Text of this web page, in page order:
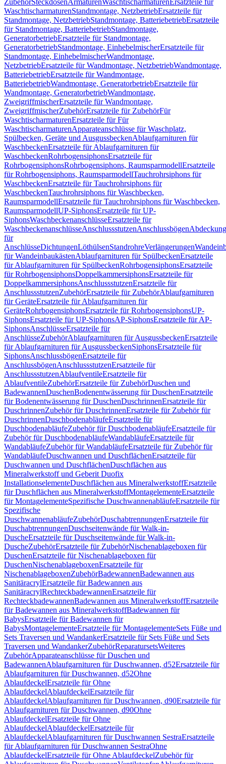
ZubehörSteckdosenArmaturenWaschtischarmaturen Ersatzteile für
WaschtischarmaturenStandmontage, NetzbetriebErsatzteile für
Standmontage, NetzbetriebStandmontage, BatteriebetriebErsatzteile
für Standmontage, BatteriebetriebStandmontage,
GeneratorbetriebErsatzteile für Standmontage,
GeneratorbetriebStandmontage, EinhebelmischerErsatzteile für
Standmontage, EinhebelmischerWandmontage,
NetzbetriebErsatzteile für Wandmontage, NetzbetriebWandmontage,
BatteriebetriebErsatzteile für Wandmontage,
BatteriebetriebWandmontage, GeneratorbetriebErsatzteile für
Wandmontage, GeneratorbetriebWandmontage,
ZweigriffmischerErsatzteile für Wandmontage,
ZweigriffmischerZubehörErsatzteile für ZubehörFür
WaschtischarmaturenErsatzteile für Für
WaschtischarmaturenApparateanschlüsse für Waschplatz,
Spülbecken, Geräte und AusgussbeckenAblaufgarnituren für
WaschbeckenErsatzteile für Ablaufgarnituren für
WaschbeckenRohrbogensiphonsErsatzteile für
RohrbogensiphonsRohrbogensiphons, RaumsparmodellErsatzteile
für Rohrbogensiphons, RaumsparmodellTauchrohrsiphons für
WaschbeckenErsatzteile für Tauchrohrsiphons für
WaschbeckenTauchrohrsiphons für Waschbecken,
RaumsparmodellErsatzteile für Tauchrohrsiphons für Waschbecken,
RaumsparmodellUP-SiphonsErsatzteile für UP-
SiphonsWaschbeckenanschlüsseErsatzteile für
WaschbeckenanschlüsseAnschlussstutzenAnschlussbögen
für
AnschlüsseDichtungenLöthülsenStandrohreVerlängerungen
für WandeinbaukästenAblaufgarnituren für SpülbeckenErsatzteile
für Ablaufgarnituren für SpülbeckenRohrbogensiphonsErsatzteile
für RohrbogensiphonsDoppelkammersiphonsErsatzteile für
DoppelkammersiphonsAnschlussstutzenErsatzteile für
AnschlussstutzenZubehörErsatzteile für ZubehörAblaufgarnituren
für GeräteErsatzteile für Ablaufgarnituren für
GeräteRohrbogensiphonsErsatzteile für RohrbogensiphonsUP-
SiphonsErsatzteile für UP-SiphonsAP-SiphonsErsatzteile für AP-
SiphonsAnschlüsseErsatzteile für
AnschlüsseZubehörAblaufgarnituren für AusgussbeckenErsatzteile
für Ablaufgarnituren für AusgussbeckenSiphonsErsatzteile für
SiphonsAnschlussbögenErsatzteile für
AnschlussbögenAnschlussstutzenErsatzteile für
AnschlussstutzenAblaufventileErsatzteile für
AblaufventileZubehörErsatzteile für ZubehörDuschen und
BadewannenDuschenBodenentwässerung für DuschenErsatzteile
für Bodenentwässerung für DuschenDuschrinnenErsatzteile für
DuschrinnenZubehör für DuschrinnenErsatzteile für Zubehör für
DuschrinnenDuschbodenabläufeErsatzteile für
DuschbodenabläufeZubehör für DuschbodenabläufeErsatzteile für
Zubehör für DuschbodenabläufeWandabläufeErsatzteile für
WandabläufeZubehör für WandabläufeErsatzteile für Zubehör für
WandabläufeDuschwannen und DuschflächenErsatzteile für
Duschwannen und DuschflächenDuschflächen aus
Mineralwerkstoff und Geberit Duofix
InstallationselementeDuschflächen aus MineralwerkstoffErsatzteile
für Duschflächen aus MineralwerkstoffMontagelementeErsatzteile
für MontagelementeSpezifische DuschwannenabläufeErsatzteile für
Spezifische
DuschwannenabläufeZubehörDuschabtrennungenErsatzteile für
DuschabtrennungenDuschseitenwände für Walk-in-
DuscheErsatzteile für Duschseitenwände für Walk-in-
DuscheZubehörErsatzteile für ZubehörNischenablageboxen für
DuschenErsatzteile für Nischenablageboxen für
DuschenNischenablageboxenErsatzteile für
NischenablageboxenZubehörBadewannenBadewannen aus
SanitäracrylErsatzteile für Badewannen aus
SanitäracrylRechteckbadewannenErsatzteile für
RechteckbadewannenBadewannen aus MineralwerkstoffErsatzteile
für Badewannen aus MineralwerkstoffBadewannen für
BabysErsatzteile für Badewannen für
BabysMontagelementeErsatzteile für MontagelementeSets Füße und
Sets Traversen und WandankerErsatzteile für Sets Füße und Sets
Traversen und WandankerZubehörReparatursetsWeiteres
ZubehörApparateanschlüsse für Duschen und
BadewannenAblaufgarnituren für Duschwannen, d52Ersatzteile für
Ablaufgarnituren für Duschwannen, d52Ohne
AblaufdeckelErsatzteile für Ohne
AblaufdeckelAblaufdeckelErsatzteile für
AblaufdeckelAblaufgarnituren für Duschwannen, d90Ersatzteile für
Ablaufgarnituren für Duschwannen, d90Ohne
AblaufdeckelErsatzteile für Ohne
AblaufdeckelAblaufdeckelErsatzteile für
AblaufdeckelAblaufgarnituren für Duschwannen SestraErsatzteile
für Ablaufgarnituren für Duschwannen SestraOhne
AblaufdeckelErsatzteile für Ohne AblaufdeckelZubehör für